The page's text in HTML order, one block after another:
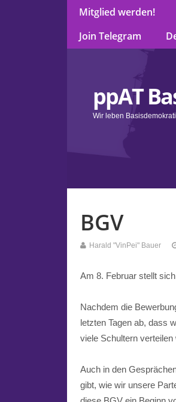
Mitglied werden!
Join Telegram
ppAT
Wir leben
BGV
Harald "VinPei" Bauer
Am 8. Februar stellt
Nachdem die
letzten Tagen ab, dass
viele Schultern verteilen
Auch in den
gibt, wie wir unsere